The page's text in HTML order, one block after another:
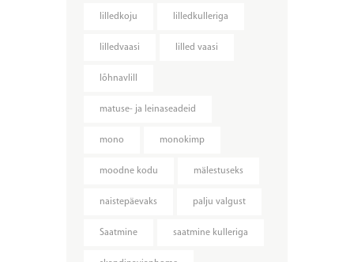
lilledkoju lilledkulleriga
lilledvaasi lilled vaasi
lõhnavlill
matuse- ja leinaseadeid
mono monokimp
moodne kodu mälestuseks
naistepäevaks palju valgust
Saatmine saatmine kulleriga